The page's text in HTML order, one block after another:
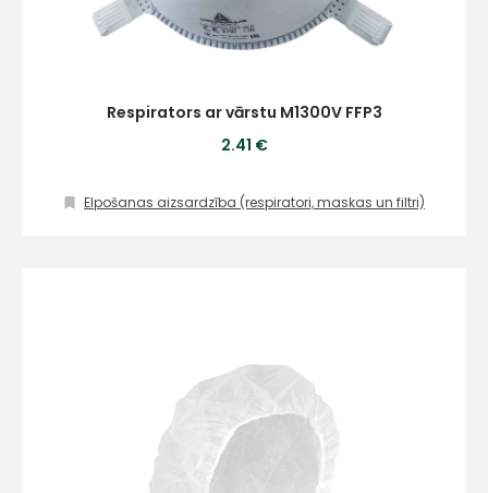
Respirators ar vārstu M1300V FFP3
2.41 €
Elpošanas aizsardzība (respiratori, maskas un filtri)